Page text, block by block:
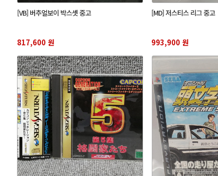
[VB] 버추얼보이 박스셋 중고
817,600 원
[MD] 저스티스 리그 중고
993,900 원